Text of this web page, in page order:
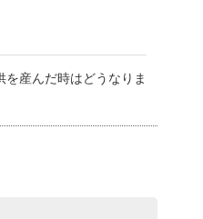
産んだ時はどうなりま